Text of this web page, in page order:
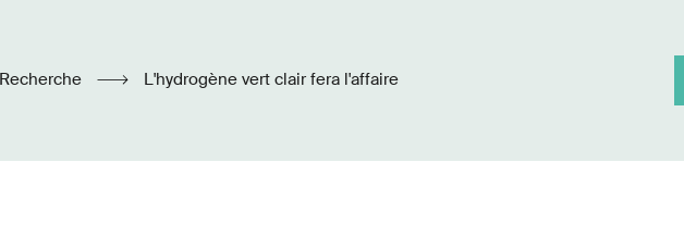
Recherche L'hydrogène vert clair fera l'affaire